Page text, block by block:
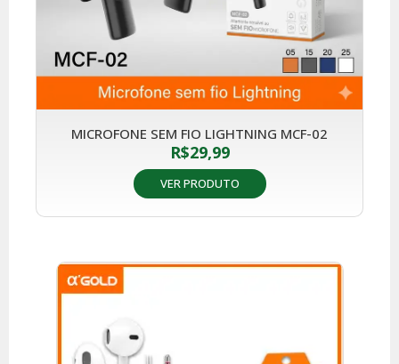
MICROFONE SEM FIO LIGHTNING MCF-02
R$29,99
VER PRODUTO